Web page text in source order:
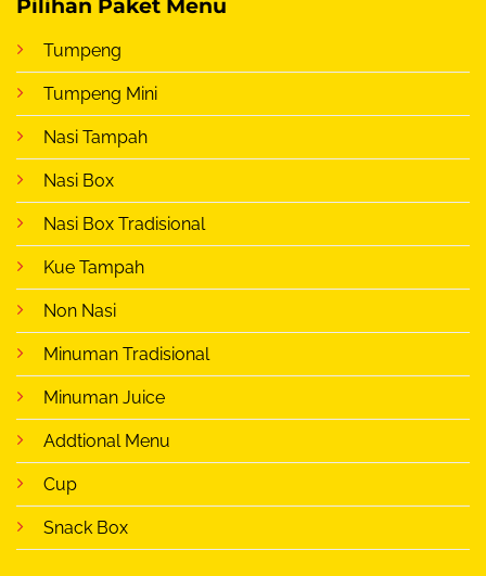
Pilihan Paket Menu
Tumpeng
Tumpeng Mini
Nasi Tampah
Nasi Box
Nasi Box Tradisional
Kue Tampah
Non Nasi
Minuman Tradisional
Minuman Juice
Addtional Menu
Cup
Snack Box